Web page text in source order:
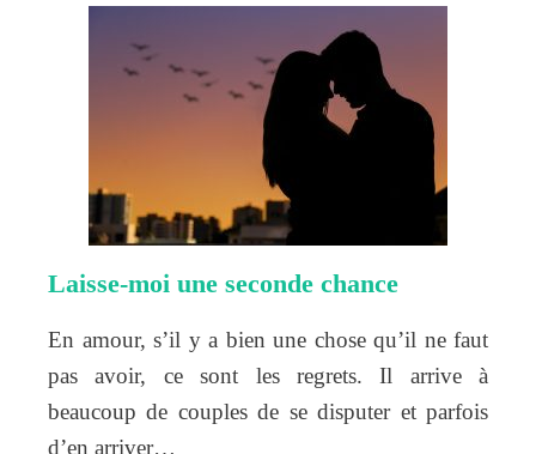
Laisse-moi une seconde chance
En amour, s’il y a bien une chose qu’il ne faut
pas avoir, ce sont les regrets. Il arrive à
beaucoup de couples de se disputer et parfois
d’en arriver…